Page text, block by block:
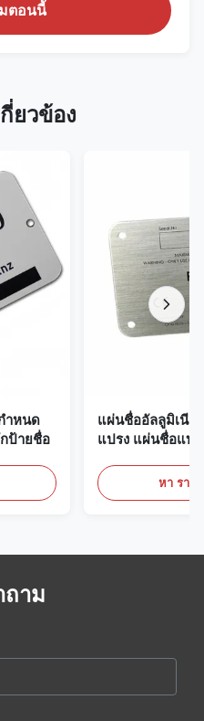
ตอนนี้
ยวข้อง
ำหนด
ป้ายชื่อ
แผ่นชื่ออัลลูมิเนีย
แปรง แผ่นชื่อแบ
หา ราค
ถาม